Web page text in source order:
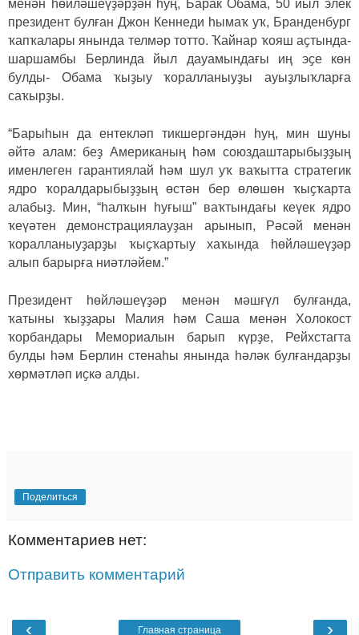
менән һөйләшеүҙәрҙән һуң, Барак Обама, 50 йыл элек
президент булған Джон Кеннеди һымаҡ уҡ, Бранденбург
ҡапҡалары янында телмәр тотто. Ҡайнар ҡояш аҫтында-
шаршамбы Берлинда йыл дауамындағы иң эҫе көн
булды- Обама ҡыҙыу ҡоралланыуҙы ауыҙлыҡларға
саҡырҙы.
“Барыһын да ентекләп тикшергәндән һуң, мин шуны
әйтә алам: беҙ Американың һәм союздаштарыбыҙҙың
именлеген гарантиялай һәм шул уҡ ваҡытта стратегик
ядро ҡоралдарыбыҙҙың өстән бер өлөшөн ҡыҫҡарта
алабыҙ. Мин, “һалҡын һуғыш” ваҡтындағы кеүек ядро
ҡеүәтен демонстрациялауҙан арынып, Рәсәй менән
ҡоралланыуҙарҙы ҡыҫҡартыу хаҡында һөйләшеүҙәр
алып барырға ниәтләйем.”
Президент һөйләшеүҙәр менән мәшғүл булғанда,
ҡатыны ҡыҙҙары Малия һәм Саша менән Холокост
ҡорбандары Мемориалын барып күрҙе, Рейхстагта
булды һәм Берлин стенаһы янында һәләк булғандарҙы
хөрмәтләп иҫкә алды.
Поделиться
Комментариев нет:
Отправить комментарий
‹ ›
Главная страница